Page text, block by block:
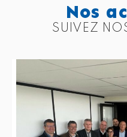
Nos
SUIVEZ